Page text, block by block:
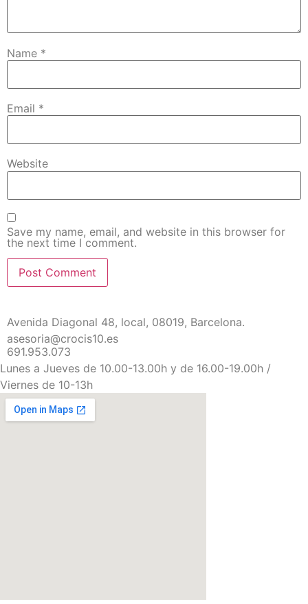
Name *
Email *
Website
Save my name, email, and website in this browser for
the next time I comment.
Avenida Diagonal 48, local, 08019, Barcelona.
asesoria@crocis10.es
691.953.073
Lunes a Jueves de 10.00-13.00h y de 16.00-19.00h /
Viernes de 10-13h